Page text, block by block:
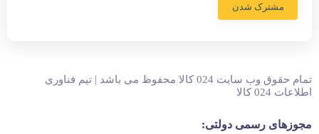
مشترک شدن
تمام حقوق وب سایت 024 کالا محفوظ می باشد | تیم فناوری
اطلاعات 024 کالا
مجوزهای رسمی دولتی: